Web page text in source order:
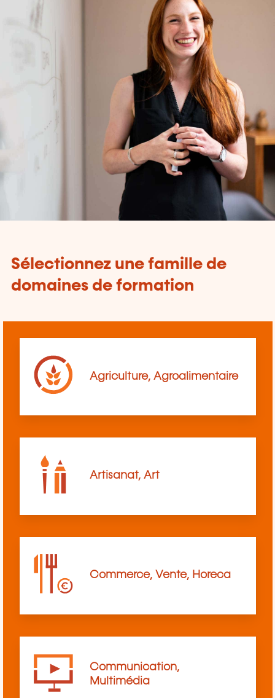
Sélectionnez une famille de
domaines de formation
Agriculture, Agroalimentaire
Artisanat, Art
Commerce, Vente, Horeca
Communication,
Multimédia